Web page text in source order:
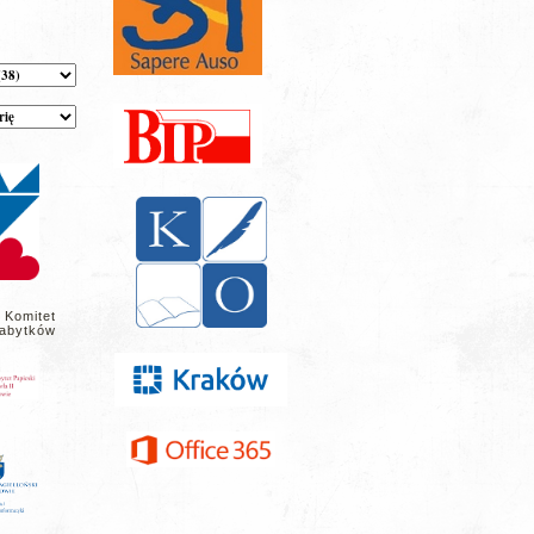
Komitet